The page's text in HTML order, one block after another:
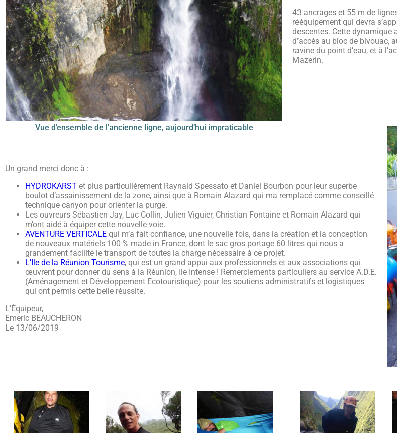
Vue d’ensemble de l’ancienne ligne, aujourd’hui impraticable
43 ancrages et 55 m de
rééquipement qui devra
descentes. Cette dynamique
d’accès au bloc de bivouac,
ravine du point d’eau, et à
Mazerin.
Un grand merci donc à :
HYDROKARST et plus particulièrement Raynald Spessato et Daniel Bourbon pour leur superbe
boulot d’assainissement de la zone, ainsi que à Romain Alazard qui ma remplacé comme conseillé
technique canyon pour orienter la purge.
Les ouvreurs Sébastien Jay, Luc Collin, Julien Viguier, Christian Fontaine et Romain Alazard qui
m’ont aidé à équiper cette nouvelle voie.
AVENTURE VERTICALE qui m’a fait confiance, une nouvelle fois, dans la création et la conception
de nouveaux matériels 100 % made in France, dont le sac gros portage 60 litres qui nous a
grandement facilité le transport de toutes la charge nécessaire à ce projet.
L’Ile de la Réunion Tourisme, qui est un grand appui aux professionnels et aux associations qui
œuvrent pour donner du sens à la Réunion, Ile Intense ! Remerciements particuliers au service A.D.E.
(Aménagement et Développement Ecotouristique) pour les soutiens administratifs et logistiques
qui ont permis cette belle réussite.
L’Équipeur,
Emeric BEAUCHERON
Le 13/06/2019